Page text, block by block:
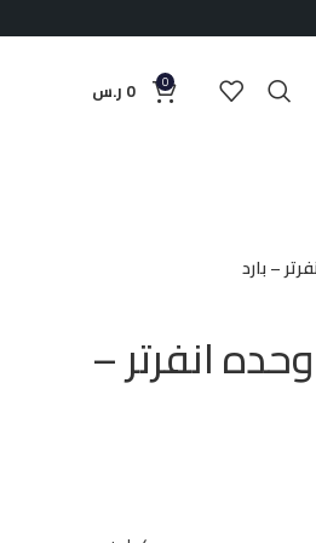
0
0 ر.س
مكيف اسبليت كولين 24000 وحده انفرتر –